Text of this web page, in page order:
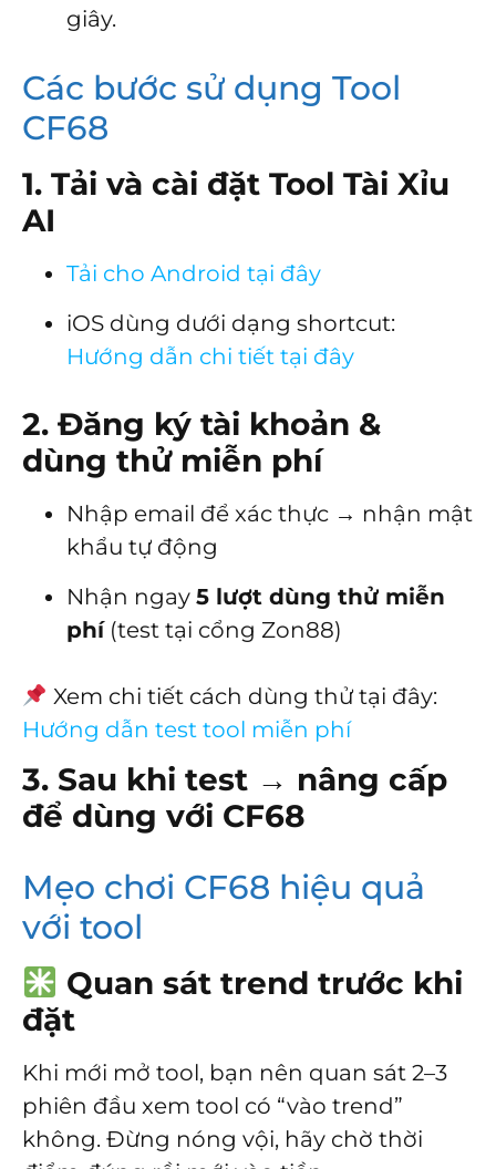
giây.
Các bước sử dụng Tool
CF68
1. Tải và cài đặt Tool Tài Xỉu
AI
Tải cho Android tại đây
iOS dùng dưới dạng shortcut:
Hướng dẫn chi tiết tại đây
2. Đăng ký tài khoản &
dùng thử miễn phí
Nhập email để xác thực → nhận mật
khẩu tự động
Nhận ngay 5 lượt dùng thử miễn
phí(test tại cổng Zon88)
Xem chi tiết cách dùng thử tại đây:
Hướng dẫn test tool miễn phí
3. Sau khi test → nâng cấp
để dùng với CF68
Mẹo chơi CF68 hiệu quả
với tool
Quan sát trend trước khi
đặt
Khi mới mở tool, bạn nên quan sát 2–3
phiên đầu xem tool có “vào trend”
không. Đừng nóng vội, hãy chờ thời